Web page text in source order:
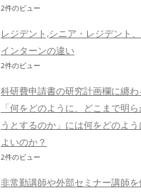
2件のビュー
レジデント,シニア・レジデント、
インターンの違い
2件のビュー
科研費申請書の研究計画欄に纏
「何をどのように、どこまで明ら
うとするのか」には何をどのよ
よいのか？
2件のビュー
非常勤講師や外部セミナー講師